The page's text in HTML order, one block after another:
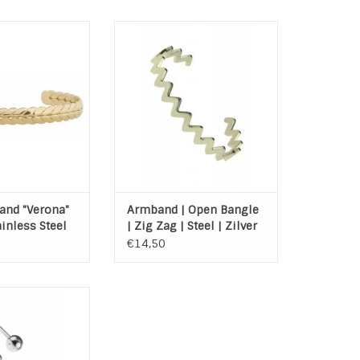
- Stainless
316L
"Verona"
Steel
Edelstaal 316L Zilver plated
Maat: 6 x 5 cm (licht buigzaam)
TOEVOEGEN AAN WINKELWAGEN
Armband | Open Bangle
| Zig Zag | Steel | Zilver
€14,50
316L Silver